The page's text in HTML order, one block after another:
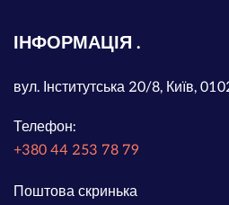
ІНФОРМАЦІЯ
вул. Інститутська 20/8, Київ,
Телефон:
+380 44 253 78 79
Поштова скринька